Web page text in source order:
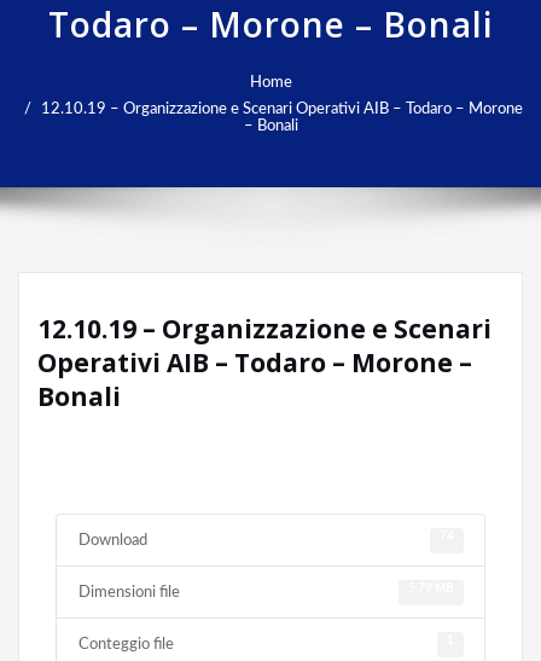
Todaro – Morone – Bonali
Home
12.10.19 – Organizzazione e Scenari Operativi AIB – Todaro – Morone
– Bonali
12.10.19 – Organizzazione e Scenari
Operativi AIB – Todaro – Morone –
Bonali
Download
Dimensioni file
Conteggio file